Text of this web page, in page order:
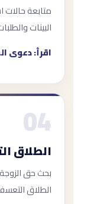
متابعة حالات
البينات
اقرأ: دعوى
04
الطلاق
بحث حق
الطلاق